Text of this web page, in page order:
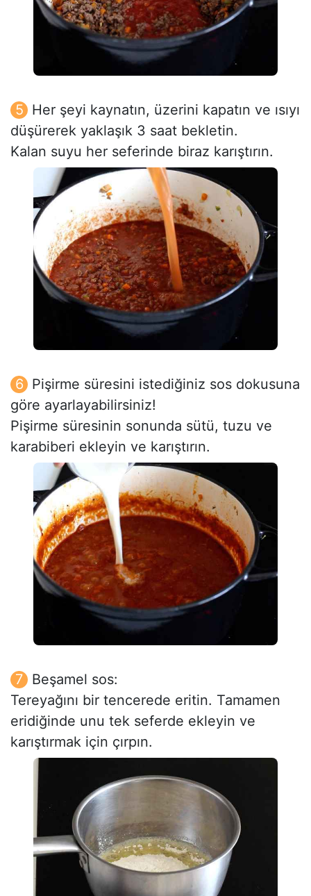
Her şeyi kaynatın, üzerini kapatın ve ısıyı
düşürerek yaklaşık 3 saat bekletin.
Kalan suyu her seferinde biraz karıştırın.
Pişirme süresini istediğiniz sos dokusuna
göre ayarlayabilirsiniz!
Pişirme süresinin sonunda sütü, tuzu ve
karabiberi ekleyin ve karıştırın.
Beşamel sos:
Tereyağını bir tencerede eritin. Tamamen
eridiğinde unu tek seferde ekleyin ve
karıştırmak için çırpın.